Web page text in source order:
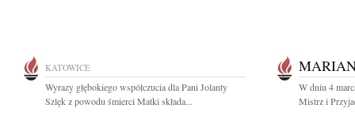
KATOWICE
Wyrazy głębokiego współczucia dla Pani Jolanty
Szlęk z powodu śmierci Matki składa...
W dniu 4
Mistrz i